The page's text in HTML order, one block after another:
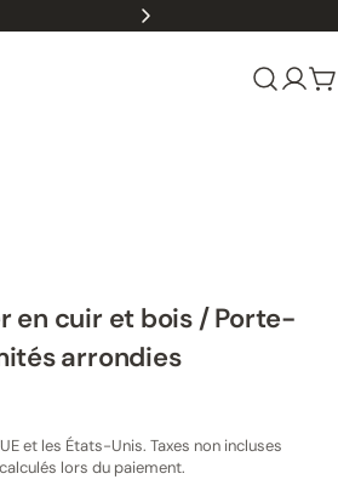
Se
en cuir et bois / Porte-
arrondies
et les États-Unis. Taxes non incluses
calculés lors du paiement.